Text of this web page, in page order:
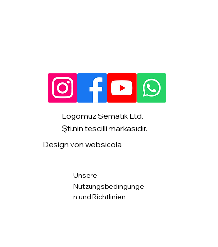
Design von websicola
Logomuz Sematik Ltd.
Şti.nin tescilli markasıdır.
Unsere
Nutzungsbedingunge
n und Richtlinien